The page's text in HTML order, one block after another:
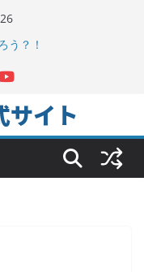
う？！
た！
は「水と緑と風」
サイト